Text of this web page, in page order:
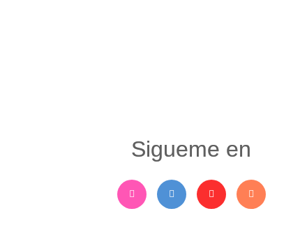
Sigueme en